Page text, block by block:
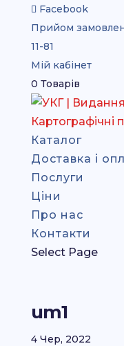
Facebook
Прийом
11-81
Мій кабінет
0 Товарів
Каталог
Доставка і
Послуги
Ціни
Про нас
Контакти
Select Page
um1
4 Чер, 2022